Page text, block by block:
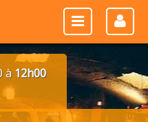
à12h00